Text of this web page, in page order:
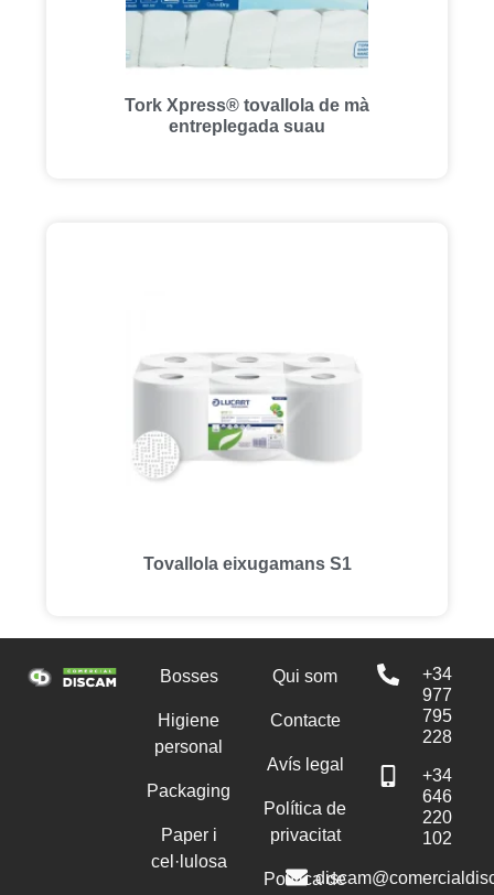
Tork Xpress® tovallola de mà
entreplegada suau
Tovallola eixugamans S1
Bosses
Higiene
personal
Packaging
Paper i
cel·lulosa
Qui som
Contacte
Avís legal
Política de
privacitat
Política de
+34
977
795
228
+34
646
220
102